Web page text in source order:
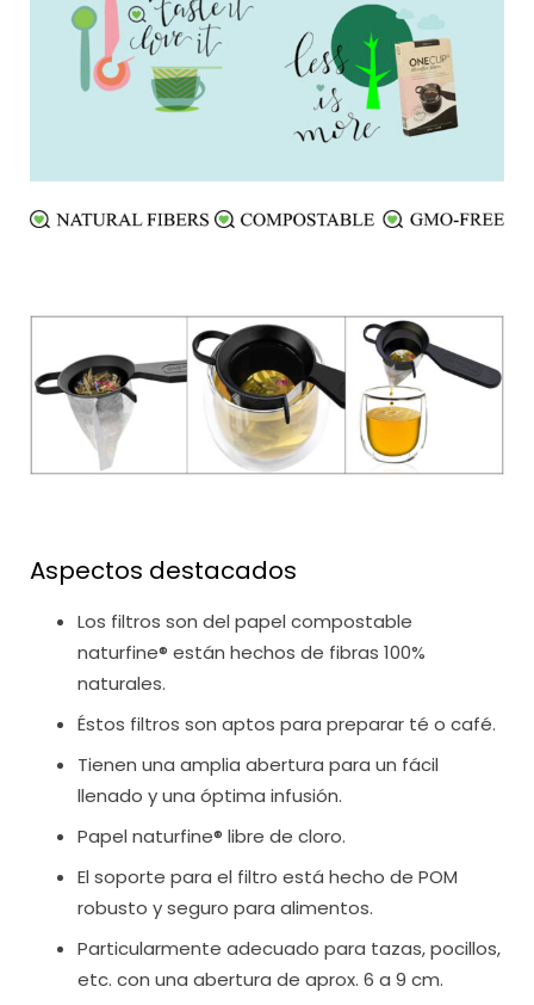
Aspectos destacados
Los filtros son del papel compostable
naturfine®️ están hechos de fibras 100%
naturales.
Éstos filtros son aptos para preparar té o café.
Tienen una amplia abertura para un fácil
llenado y una óptima infusión.
Papel naturfine®️ libre de cloro.
El soporte para el filtro está hecho de POM
robusto y seguro para alimentos.
Particularmente adecuado para tazas, pocillos,
etc. con una abertura de aprox. 6 a 9 cm.